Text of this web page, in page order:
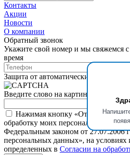
Контакты
Акции
Новости
О компании
Обратный звонок
Укажите свой номер и мы свяжемся
время
Защита от автоматических сообщений
Введите слово на картинке
Нажимая кнопку «Отправить», я
обработку моих персональных
Федеральным законом от
персональных данных», на условиях
определенных в Согласии на